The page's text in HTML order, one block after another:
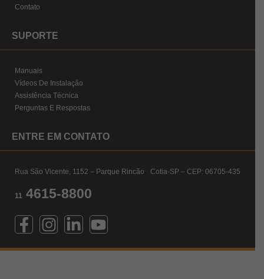
Contato
SUPORTE
Manuais
Vídeos De Instalação
Assistência Técnica
Perguntas E Respostas
ENTRE EM CONTATO
Rua São Vicente, 1152 – Parque Rincão Cotia-SP – CEP: 06705-435
11 4615-8800